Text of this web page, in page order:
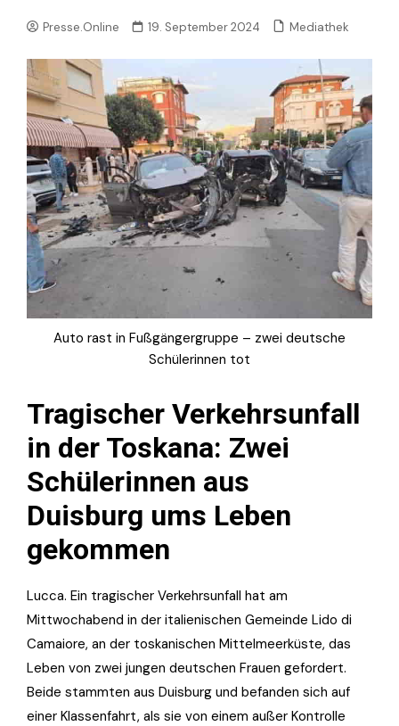
Presse.Online 19. September 2024 Mediathek
Auto rast in Fußgängergruppe – zwei deutsche
Schülerinnen tot
Tragischer Verkehrsunfall
in der Toskana: Zwei
Schülerinnen aus
Duisburg ums Leben
gekommen
Lucca. Ein tragischer Verkehrsunfall hat am
Mittwochabend in der italienischen Gemeinde Lido di
Camaiore, an der toskanischen Mittelmeerküste, das
Leben von zwei jungen deutschen Frauen gefordert.
Beide stammten aus Duisburg und befanden sich auf
einer Klassenfahrt, als sie von einem außer Kontrolle